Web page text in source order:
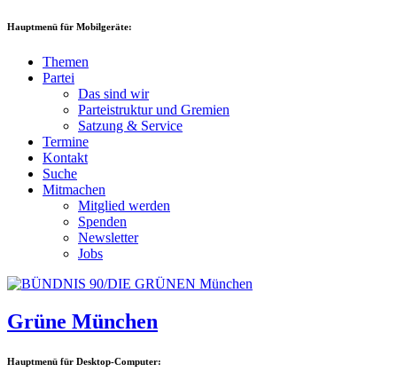
Hauptmenü für Mobilgeräte:
Themen
Partei
Das sind wir
Parteistruktur und Gremien
Satzung & Service
Termine
Kontakt
Suche
Mitmachen
Mitglied werden
Spenden
Newsletter
Jobs
Grüne München
Hauptmenü für Desktop-Computer: